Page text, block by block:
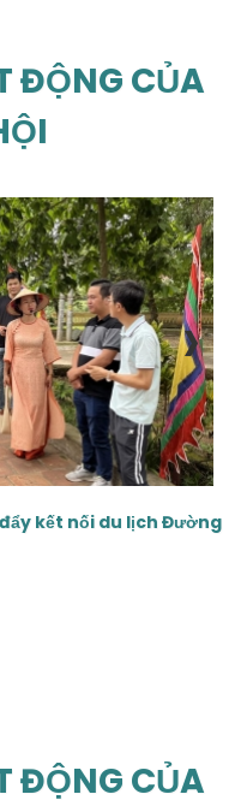
ĐỘNG CỦA
kết nối du lịch Đường
›
ĐỘNG CỦA